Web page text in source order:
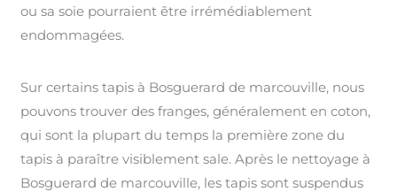
ou sa soie pourraient être irrémédiablement
endommagées.
Sur certains tapis à Bosguerard de marcouville, nous
pouvons trouver des franges, généralement en coton,
qui sont la plupart du temps la première zone du
tapis à paraître visiblement sale. Après le nettoyage à
Bosguerard de marcouville, les tapis sont suspendus